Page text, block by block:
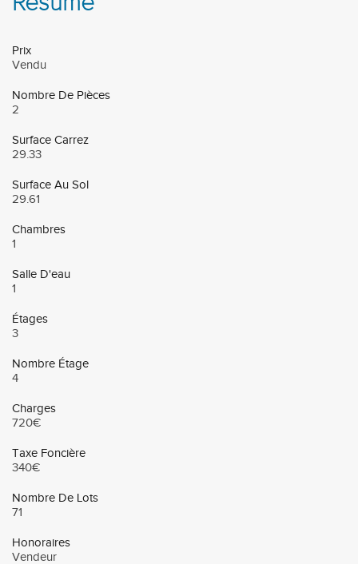
Prix
Vendu
Nombre De Pièces
2
Surface Carrez
29.33
Surface Au Sol
29.61
Chambres
1
Salle D'eau
1
Étages
3
Nombre Étage
4
Charges
720€
Taxe Foncière
340€
Nombre De Lots
71
Honoraires
Vendeur